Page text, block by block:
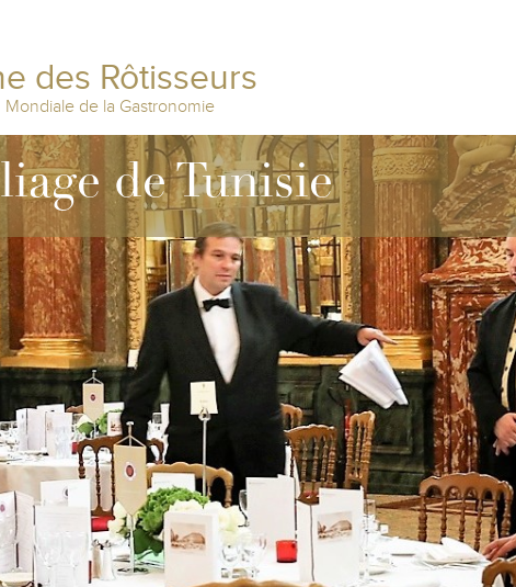
des Rôtisseurs
Mondiale de la Gastronomie
de Tunisie